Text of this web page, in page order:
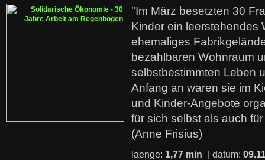
"Im März besetzten 30
Kinder ein leerstehendes
ehemaliges
bezahlbaren Wohnraum
selbstbestimmten Leben
Anfang an waren sie im
und Kinder-Angebote
für sich selbst als auch
(Anne Frisius)
laenge: 1,77 min | datum: